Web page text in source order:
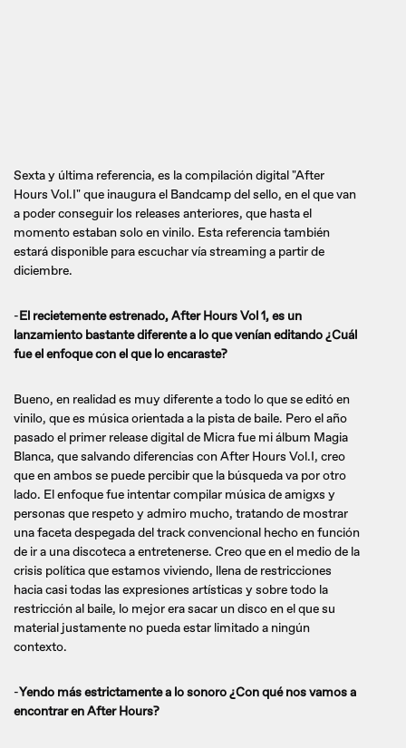
Sexta y última referencia, es la compilación digital "After
Hours Vol.I" que inaugura el Bandcamp del sello, en el que van
a poder conseguir los releases anteriores, que hasta el
momento estaban solo en vinilo. Esta referencia también
estará disponible para escuchar vía streaming a partir de
diciembre.
-El recietemente estrenado, After Hours Vol 1, es un
lanzamiento bastante diferente a lo que venían editando ¿Cuál
fue el enfoque con el que lo encaraste?
Bueno, en realidad es muy diferente a todo lo que se editó en
vinilo, que es música orientada a la pista de baile. Pero el año
pasado el primer release digital de Micra fue mi álbum Magia
Blanca, que salvando diferencias con After Hours Vol.I, creo
que en ambos se puede percibir que la búsqueda va por otro
lado. El enfoque fue intentar compilar música de amigxs y
personas que respeto y admiro mucho, tratando de mostrar
una faceta despegada del track convencional hecho en función
de ir a una discoteca a entretenerse. Creo que en el medio de la
crisis política que estamos viviendo, llena de restricciones
hacia casi todas las expresiones artísticas y sobre todo la
restricción al baile, lo mejor era sacar un disco en el que su
material justamente no pueda estar limitado a ningún
contexto.
-Yendo más estrictamente a lo sonoro ¿Con qué nos vamos a
encontrar en After Hours?